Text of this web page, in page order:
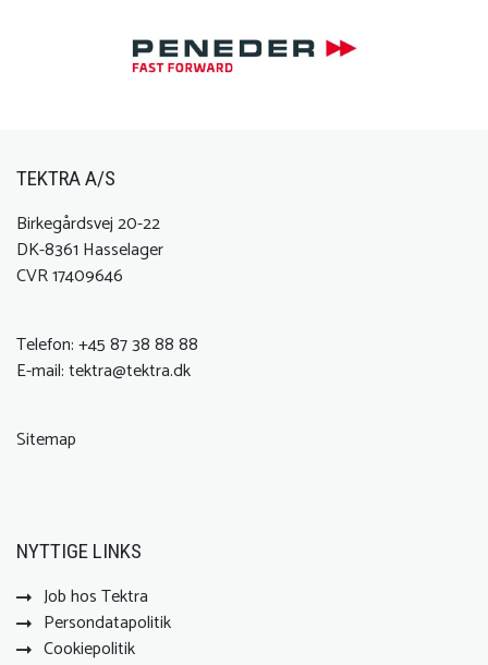
TEKTRA A/S
Birkegårdsvej 20-22
DK-8361 Hasselager
CVR 17409646
Telefon:+45 87 38 88 88
E-mail:tektra@tektra.dk
Sitemap
NYTTIGE LINKS
Job hos Tektra
Persondatapolitik
Cookiepolitik